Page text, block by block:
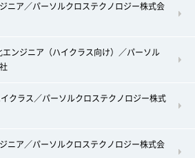
ニア／パーソルクロステクノロジー株式会
エンジニア（ハイクラス向け）／パーソル
クラス／パーソルクロステクノロジー株式
ニア／パーソルクロステクノロジー株式会